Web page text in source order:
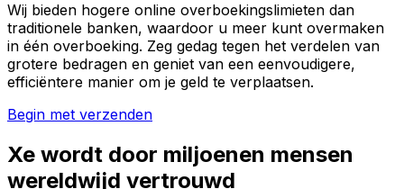
Wij bieden hogere online overboekingslimieten dan
traditionele banken, waardoor u meer kunt overmaken
in één overboeking. Zeg gedag tegen het verdelen van
grotere bedragen en geniet van een eenvoudigere,
efficiëntere manier om je geld te verplaatsen.
Begin met verzenden
Xe wordt door miljoenen mensen
wereldwijd vertrouwd